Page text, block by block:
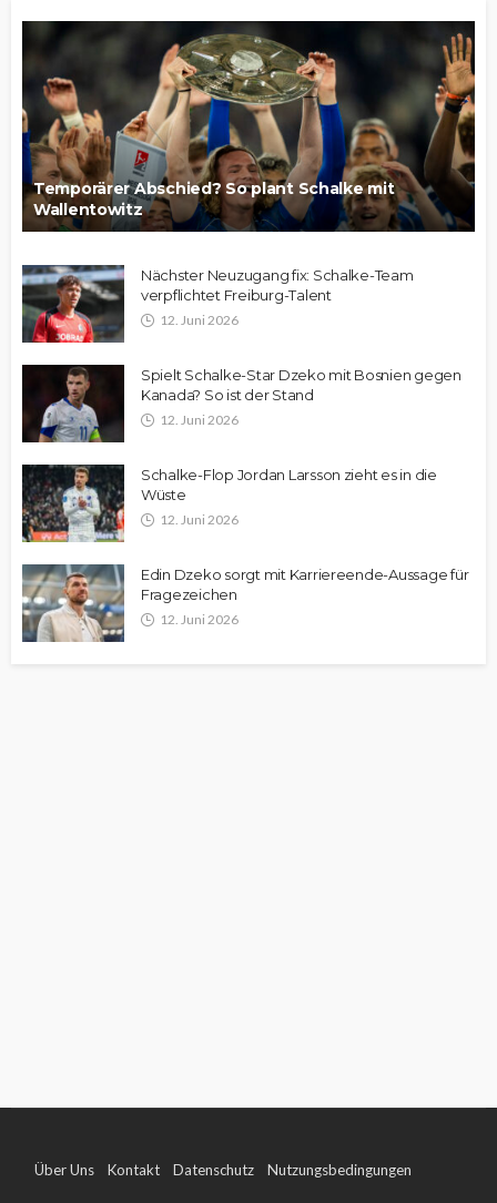
Temporärer Abschied? So plant Schalke mit
Wallentowitz
Nächster Neuzugang fix: Schalke-Team
verpflichtet Freiburg-Talent
12. Juni 2026
Spielt Schalke-Star Dzeko mit Bosnien gegen
Kanada? So ist der Stand
12. Juni 2026
Schalke-Flop Jordan Larsson zieht es in die
Wüste
12. Juni 2026
Edin Dzeko sorgt mit Karriereende-Aussage für
Fragezeichen
12. Juni 2026
Über Uns Kontakt Datenschutz Nutzungsbedingungen